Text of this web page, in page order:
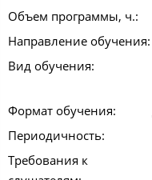
Объем программы, ч.:
Направление обучения:
Вид обучения:
Формат обучения:
Периодичность:
Требования к